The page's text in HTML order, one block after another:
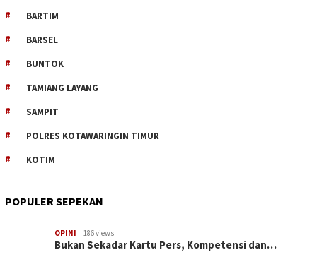
BARTIM
BARSEL
BUNTOK
TAMIANG LAYANG
SAMPIT
POLRES KOTAWARINGIN TIMUR
KOTIM
POPULER SEPEKAN
OPINI 186 views
Bukan Sekadar Kartu Pers, Kompetensi dan…